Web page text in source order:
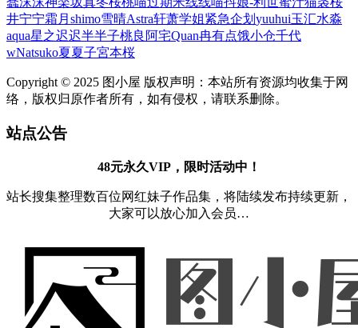
井宁宁霜月shimo雪晴Astra轩萧学姐紧急企划 yuuhui玉汇水淼
aqua星之迟迟半半子桃良阿宅Quan冉有点饿小仓千代
wNatsuko夏夏子宮本桜
Copyright © 2025 图小屋 版权声明：本站所有资源均收集于网
络，版权归原作者所有，如有侵权，请联系删除。
站点公告
48元永久VIP，限时活动中！
站长搜集整理数百位网红妹子作品集，将陆续发布持续更新，
大家可以放心加入会员…